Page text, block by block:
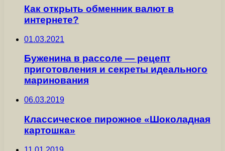
Как открыть обменник валют в
интернете?
01.03.2021
Буженина в рассоле — рецепт
приготовления и секреты идеального
маринования
06.03.2019
Классическое пирожное «Шоколадная
картошка»